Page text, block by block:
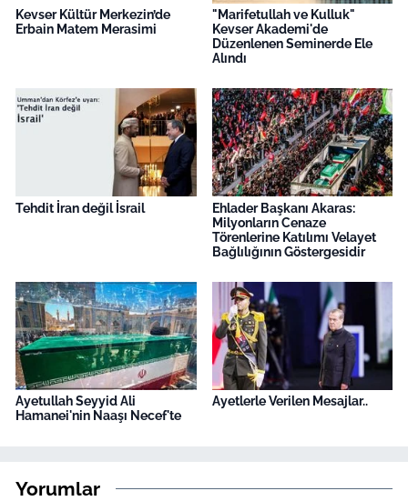
Kevser Kültür Merkezin’de
Erbain Matem Merasimi
"Marifetullah ve Kulluk"
Kevser Akademi'de
Düzenlenen Seminerde Ele
Alındı
Tehdit İran değil İsrail
Ehlader Başkanı Akaras:
Milyonların Cenaze
Törenlerine Katılımı Velayet
Bağlılığının Göstergesidir
Ayetullah Seyyid Ali
Hamanei'nin Naaşı Necef'te
Ayetlerle Verilen Mesajlar..
Yorumlar